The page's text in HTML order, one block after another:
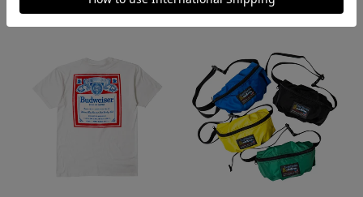
今週のベストセラー